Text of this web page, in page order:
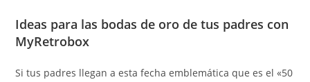
Ideas para las bodas de oro de tus padres con
MyRetrobox
Si tus padres llegan a esta fecha emblemática que es el «50